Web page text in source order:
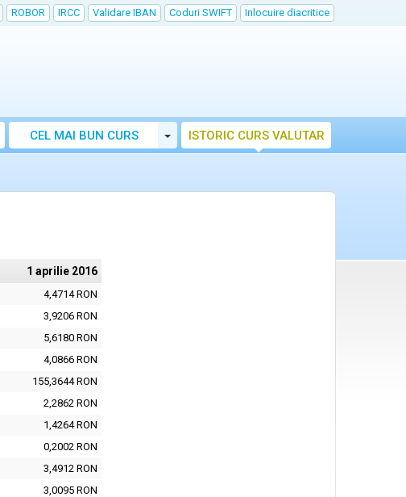
ROBOR IRCC Validare IBAN Coduri SWIFT Inlocuire diacritice
CEL MAI BUN CURS Toggle Dropdown
ISTORIC CURS VALUTAR
1 aprilie 2016
4,4714 RON
3,9206 RON
5,6180 RON
4,0866 RON
155,3644 RON
2,2862 RON
1,4264 RON
0,2002 RON
3,4912 RON
3,0095 RON